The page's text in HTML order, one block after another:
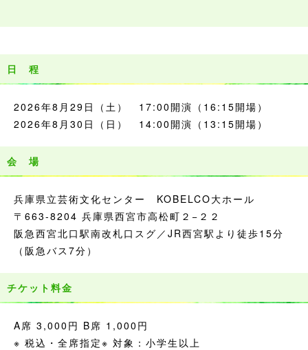
日 程
2026年8月29日（土） 17:00開演（16:15開場）
2026年8月30日（日） 14:00開演（13:15開場）
会 場
兵庫県立芸術文化センター KOBELCO大ホール
〒663-8204 兵庫県西宮市高松町２−２２
阪急西宮北口駅南改札口スグ／JR西宮駅より徒歩15分
（阪急バス7分）
チケット料金
A席 3,000円 B席 1,000円
※ 税込・全席指定※ 対象：小学生以上